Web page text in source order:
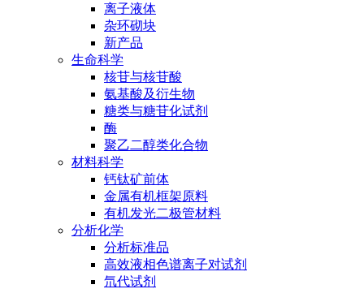
离子液体
杂环砌块
新产品
生命科学
核苷与核苷酸
氨基酸及衍生物
糖类与糖苷化试剂
酶
聚乙二醇类化合物
材料科学
钙钛矿前体
金属有机框架原料
有机发光二极管材料
分析化学
分析标准品
高效液相色谱离子对试剂
氘代试剂